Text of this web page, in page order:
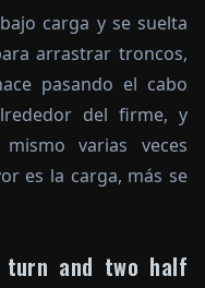
carga y se suelta
arrastrar troncos,
pasando el cabo
del firme, y
varias veces
es la carga, más se
turn and two half